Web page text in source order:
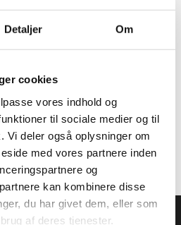
Detaljer Om
cookies
vores indhold og
til sociale medier og til
Vi deler også oplysninger om
med vores partnere inden
og
kan kombinere disse
du har givet dem, eller som
af deres tjenester.
Dokumenter
med stærkt syreholdige og salte